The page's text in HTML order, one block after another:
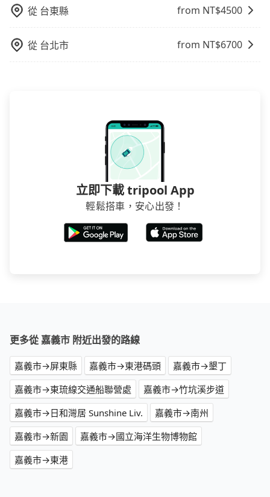
賠償就事大了。千萬別為了省小錢而把朋友親人的安全
給賭上。通常人數沒有超過10位，建議預約一台九人座
與一台小轎車比較划算，如人數超過12位就一定是叫一
台中巴比較方便。但也有例外，比方說有些山區或路段
從 台東縣 from NT$4500
從 台北市 from NT$6700
立即下載 tripool App
輕鬆搭車，安心出發！
更多從 嘉義市 附近出發的路線
嘉義市→屏東縣 嘉義市→東港碼頭
嘉義市→墾丁
嘉義市→東琉線交通船聯營處
嘉義市→竹坑溪步道
嘉義市→日和灣居 Sunshine Liv.
嘉義市→南州
嘉義市→新園
嘉義市→國立海洋生物博物館
嘉義市→東港